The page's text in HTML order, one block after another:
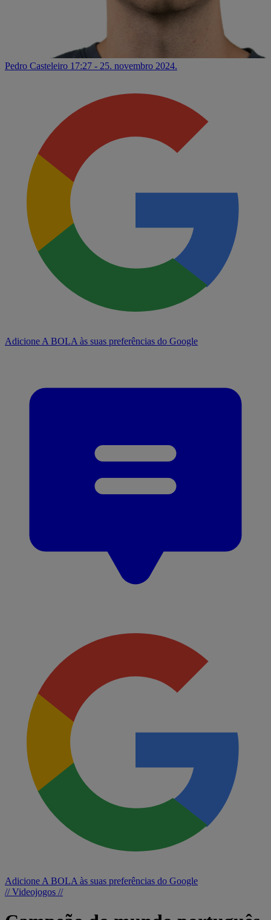
Pedro Casteleiro 17:27 - 25. novembro 2024.
Adicione A BOLA às suas preferências do Google
Adicione A BOLA às suas preferências do Google
// Videojogos //